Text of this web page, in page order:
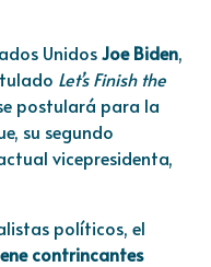
UnidosJoe Biden,
Let’s Finish the
postulará para la
su segundo
vicepresidenta,
políticos, el
contrincantes